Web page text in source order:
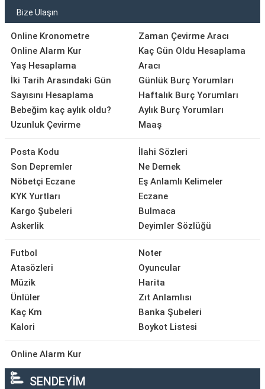
Bize Ulaşın
Online Kronometre
Online Alarm Kur
Yaş Hesaplama
İki Tarih Arasındaki Gün
Sayısını Hesaplama
Bebeğim kaç aylık oldu?
Uzunluk Çevirme
Zaman Çevirme Aracı
Kaç Gün Oldu Hesaplama
Aracı
Günlük Burç Yorumları
Haftalık Burç Yorumları
Aylık Burç Yorumları
Maaş
Posta Kodu
Son Depremler
Nöbetçi Eczane
KYK Yurtları
Kargo Şubeleri
Askerlik
İlahi Sözleri
Ne Demek
Eş Anlamlı Kelimeler
Eczane
Bulmaca
Deyimler Sözlüğü
Futbol
Atasözleri
Müzik
Ünlüler
Kaç Km
Kalori
Noter
Oyuncular
Harita
Zıt Anlamlısı
Banka Şubeleri
Boykot Listesi
Online Alarm Kur
SENDEYİM